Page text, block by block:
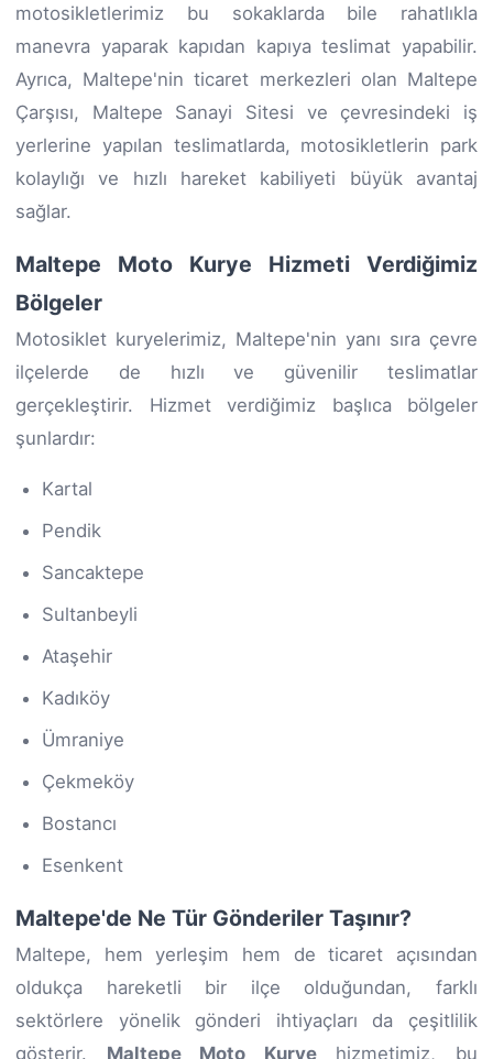
motosikletlerimiz bu sokaklarda bile rahatlıkla
manevra yaparak kapıdan kapıya teslimat yapabilir.
Ayrıca, Maltepe'nin ticaret merkezleri olan Maltepe
Çarşısı, Maltepe Sanayi Sitesi ve çevresindeki iş
yerlerine yapılan teslimatlarda, motosikletlerin park
kolaylığı ve hızlı hareket kabiliyeti büyük avantaj
sağlar.
Maltepe Moto Kurye Hizmeti Verdiğimiz
Bölgeler
Motosiklet kuryelerimiz, Maltepe'nin yanı sıra çevre
ilçelerde de hızlı ve güvenilir teslimatlar
gerçekleştirir. Hizmet verdiğimiz başlıca bölgeler
şunlardır:
Kartal
Pendik
Sancaktepe
Sultanbeyli
Ataşehir
Kadıköy
Ümraniye
Çekmeköy
Bostancı
Esenkent
Maltepe'de Ne Tür Gönderiler Taşınır?
Maltepe, hem yerleşim hem de ticaret açısından
oldukça hareketli bir ilçe olduğundan, farklı
sektörlere yönelik gönderi ihtiyaçları da çeşitlilik
gösterir. Maltepe Moto Kuryehizmetimiz, bu